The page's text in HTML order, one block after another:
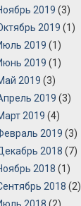
2019 (3)
2019 (1)
2019 (1)
2019 (1)
2019 (3)
2019 (3)
2019 (4)
2019 (3)
2018 (7)
2018 (1)
2018 (2)